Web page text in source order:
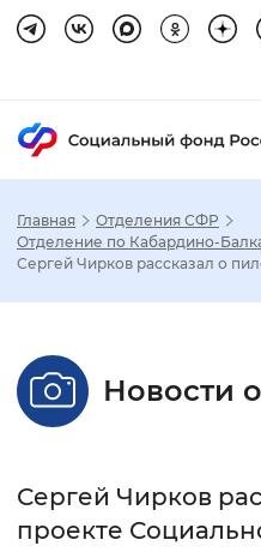
Настройка
Стандартный
Главная
Отделения СФР
Отделение по Кабардино-
Сергей Чирков рассказал о
Новости
Сергей Чирков
проекте